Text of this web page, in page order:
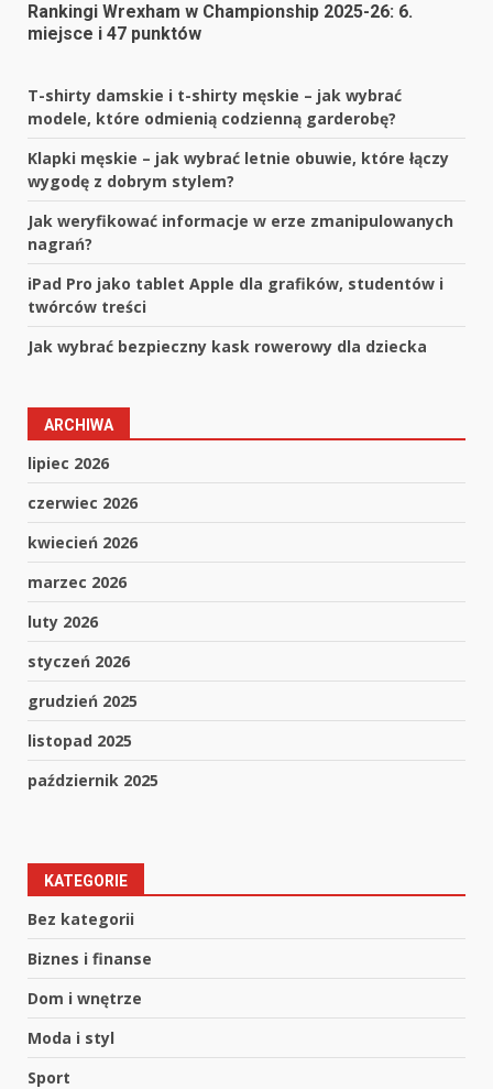
Rankingi Wrexham w Championship 2025-26: 6.
miejsce i 47 punktów
T-shirty damskie i t-shirty męskie – jak wybrać
modele, które odmienią codzienną garderobę?
Klapki męskie – jak wybrać letnie obuwie, które łączy
wygodę z dobrym stylem?
Jak weryfikować informacje w erze zmanipulowanych
nagrań?
iPad Pro jako tablet Apple dla grafików, studentów i
twórców treści
Jak wybrać bezpieczny kask rowerowy dla dziecka
ARCHIWA
lipiec 2026
czerwiec 2026
kwiecień 2026
marzec 2026
luty 2026
styczeń 2026
grudzień 2025
listopad 2025
październik 2025
KATEGORIE
Bez kategorii
Biznes i finanse
Dom i wnętrze
Moda i styl
Sport